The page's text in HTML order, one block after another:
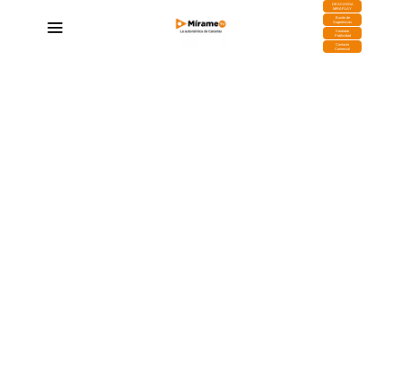
DESCARGA
MIRAPLAY
Buzón de
Sugerencias
Contratar
Publicidad
Contacto
Comercial